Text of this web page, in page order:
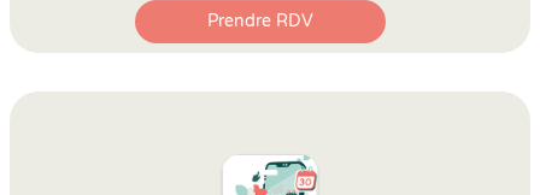
Prendre RDV